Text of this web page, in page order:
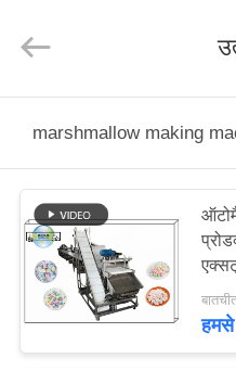
उत्पाद
हमारे
Rights
by
marshmallow making